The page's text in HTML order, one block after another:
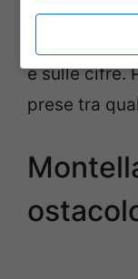
Roma e
accordo
e sulle cifre.
prese tra